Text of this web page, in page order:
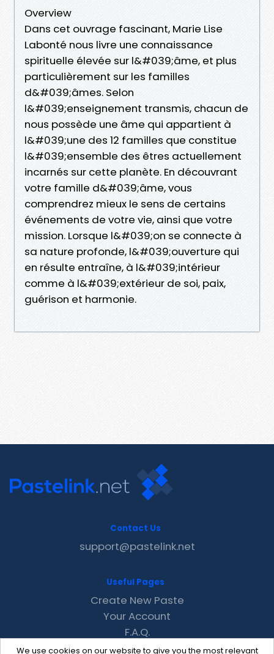
Overview
Dans cet ouvrage fascinant, Marie Lise
Labonté nous livre une connaissance
spirituelle élevée sur l&#039;âme, et plus
particulièrement sur les familles
d&#039;âmes. Selon
l&#039;enseignement transmis, chacun de
nous possède une âme qui appartient à
l&#039;une des 12 familles que constitue
l&#039;ensemble des êtres actuellement
incarnés sur cette planète. En découvrant
votre famille d&#039;âme, vous
comprendrez mieux le sens de certains
événements de votre vie, ainsi que votre
mission. Lorsque l&#039;on se connecte à
sa nature profonde, l&#039;ouverture qui
en résulte entraîne, à l&#039;intérieur
comme à l&#039;extérieur de soi, paix,
guérison et harmonie.
We use cookies on our website to give you the most relevant
Contact Us
support@pastelink.net
Useful Pages
Create New Paste
Your Account
F.A.Q.
Recent